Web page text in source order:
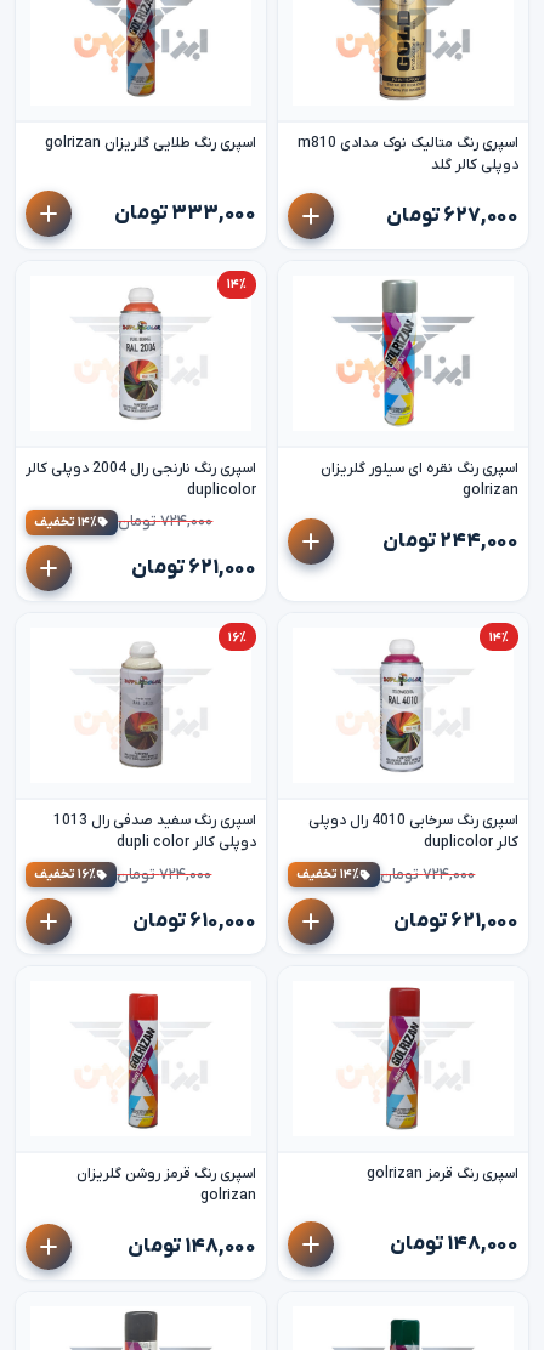
اسپری رنگ متالیک نوک مدادی m810
دوپلی کالر گلد
۶۲۷,۰۰۰ تومان
اسپری رنگ طلایی گلریزان golrizan
۳۳۳,۰۰۰ تومان
اسپری رنگ نقره ای سیلور گلریزان
golrizan
۲۴۴,۰۰۰ تومان
۱۴٪
اسپری رنگ نارنجی رال 2004 دوپلی کالر
duplicolor
۷۲۴,۰۰۰ تومان ۱۴٪ تخفیف
۶۲۱,۰۰۰ تومان
۱۴٪
اسپری رنگ سرخابی 4010 رال دوپلی
کالر duplicolor
۷۲۴,۰۰۰ تومان ۱۴٪ تخفیف
۶۲۱,۰۰۰ تومان
۱۶٪
اسپری رنگ سفید صدفی رال 1013
دوپلی کالر dupli color
۷۲۴,۰۰۰ تومان ۱۶٪ تخفیف
۶۱۰,۰۰۰ تومان
اسپری رنگ قرمز golrizan
۱۴۸,۰۰۰ تومان
اسپری رنگ قرمز روشن گلریزان
golrizan
۱۴۸,۰۰۰ تومان